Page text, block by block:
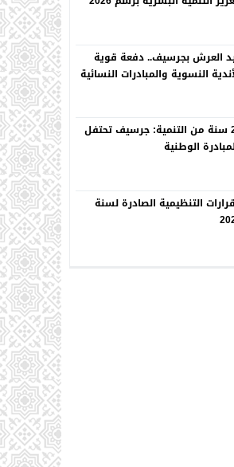
العرش بجرسيف.. دفعة قوية
النسوية والمبادرات النسائية
20 سنة من التنمية: جرسيف تحتفل
الوطنية
التنظيمية الصادرة لسنة